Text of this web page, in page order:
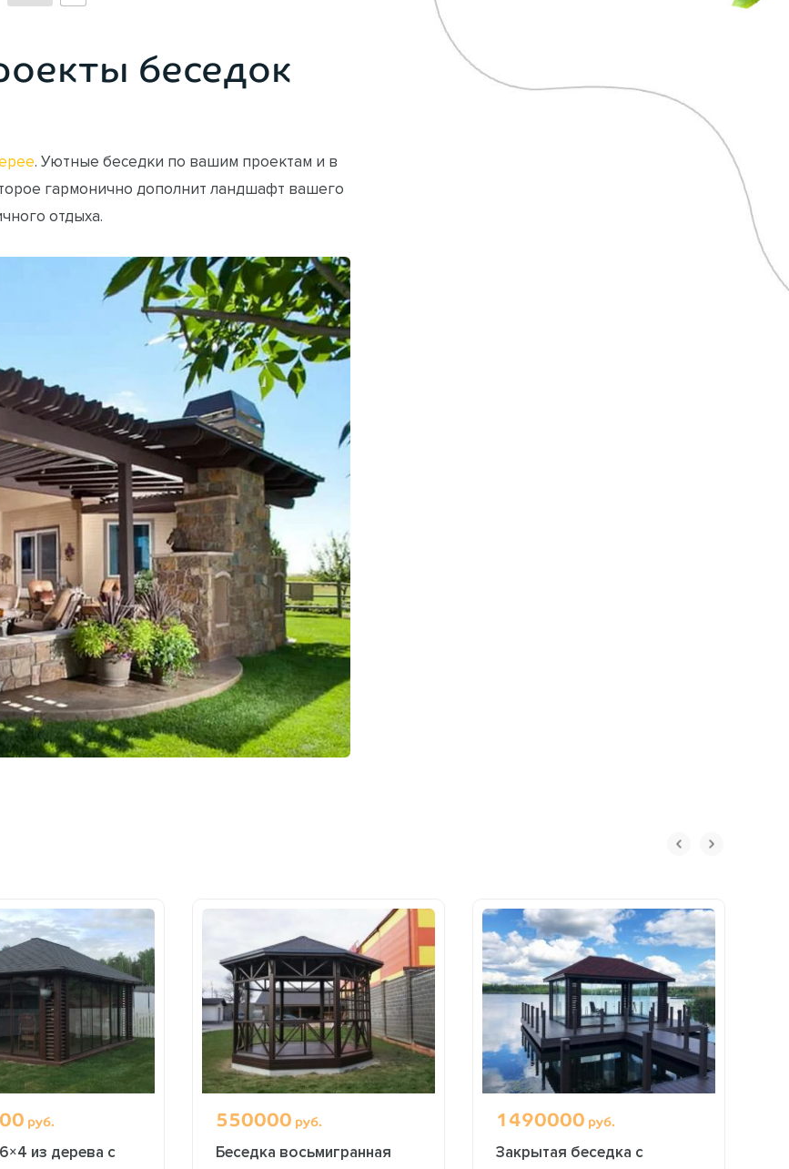
беседок
. Уютные беседки по вашим проектам и в
гармонично дополнит ландшафт вашего
отдыха.
руб.
из дерева с
550000 руб.
Беседка восьмигранная
1490000 руб.
Закрытая беседка с